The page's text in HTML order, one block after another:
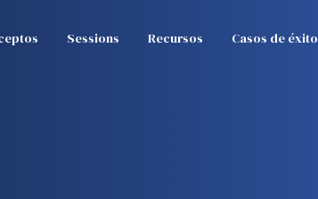
Sessions Recursos Casos de éxito